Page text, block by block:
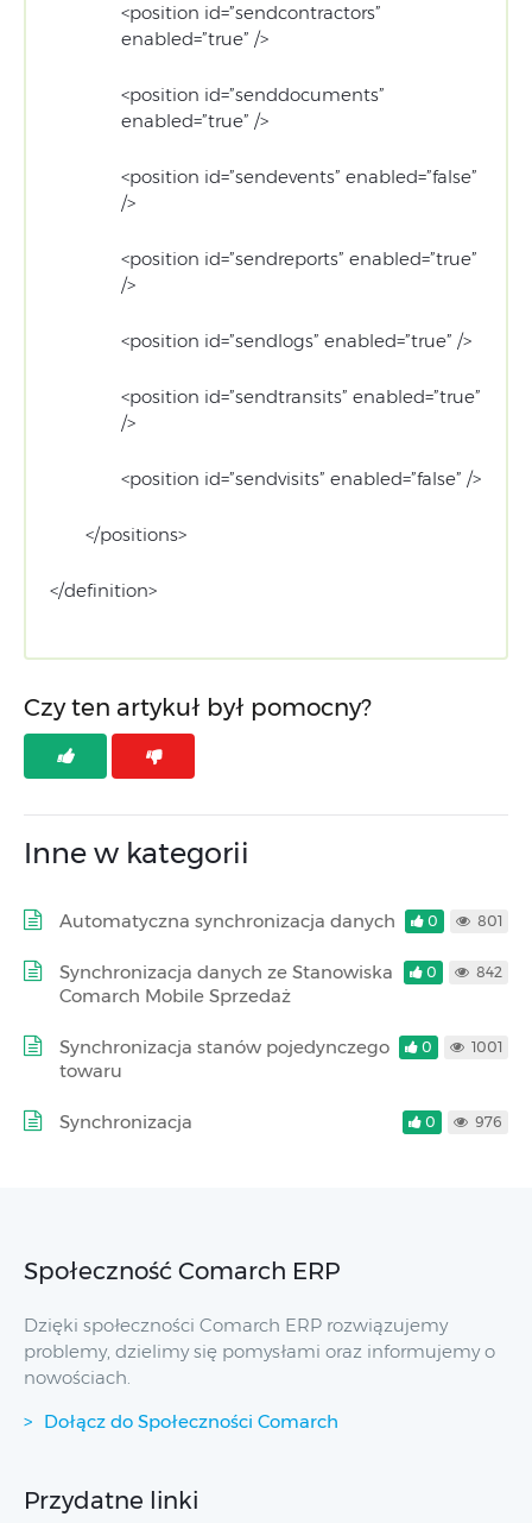
<position id=”sendcontractors”
enabled=”true” />
<position id=”senddocuments”
enabled=”true” />
<position id=”sendevents” enabled=”false”
/>
<position id=”sendreports” enabled=”true”
/>
<position id=”sendlogs” enabled=”true” />
<position id=”sendtransits” enabled=”true”
/>
<position id=”sendvisits” enabled=”false” />
</positions>
</definition>
Czy ten artykuł był pomocny?
Inne w kategorii
Automatyczna synchronizacja danych 0 801
Synchronizacja danych ze Stanowiska
Comarch Mobile Sprzedaż
0 842
Synchronizacja stanów pojedynczego
towaru
0 1001
Synchronizacja 0 976
Społeczność Comarch ERP
Dzięki społeczności Comarch ERP rozwiązujemy
problemy, dzielimy się pomysłami oraz informujemy o
nowościach.
Dołącz do Społeczności Comarch
Przydatne linki